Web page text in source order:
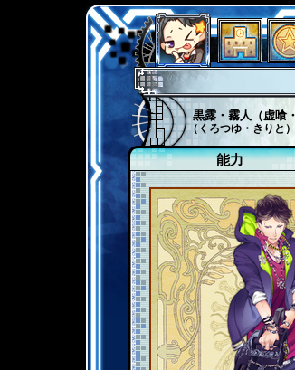
黒露・霧人（虚喰
（くろつゆ・きりと）
能力